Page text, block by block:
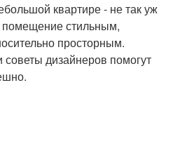
квартире - не так уж
помещение стильным,
просторным.
дизайнеров помогут